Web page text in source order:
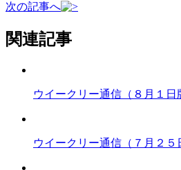
次の記事へ
関連記事
ウイークリー通信（８月１日
ウイークリー通信（７月２５